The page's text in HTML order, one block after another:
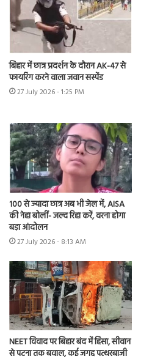
बिहार में छात्र प्रदर्शन के दौरान AK-47 से
फायरिंग करने वाला जवान सस्पेंड
27 July 2026 - 1:25 PM
100 से ज्यादा छात्र अब भी जेल में, AISA
की नेहा बोलीं- जल्द रिहा करें, वरना होगा
बड़ा आंदोलन
27 July 2026 - 8:13 AM
NEET विवाद पर बिहार बंद में हिंसा, सीवान
से पटना तक बवाल, कई जगह पत्थरबाजी